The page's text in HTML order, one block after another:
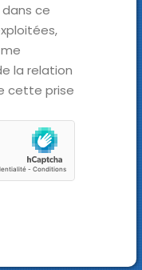
ce
la relation
cette prise